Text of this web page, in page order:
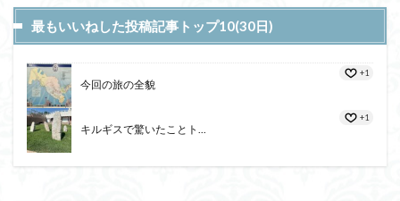
最もいいねした投稿記事トップ10(30日)
今回の旅の全貌
+1
キルギスで驚いたことト...
+1